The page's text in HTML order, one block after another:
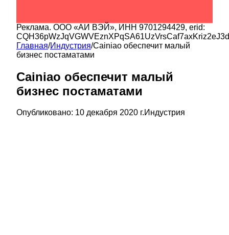
Реклама. ООО «АИ ВЭЙ», ИНН 9701294429, erid:
Главная/Индустрия/Cainiao обеспечит малый
бизнес постаматами
Cainiao обеспечит малый
бизнес постаматами
Опубликовано: 10 декабря 2020 г.Индустрия